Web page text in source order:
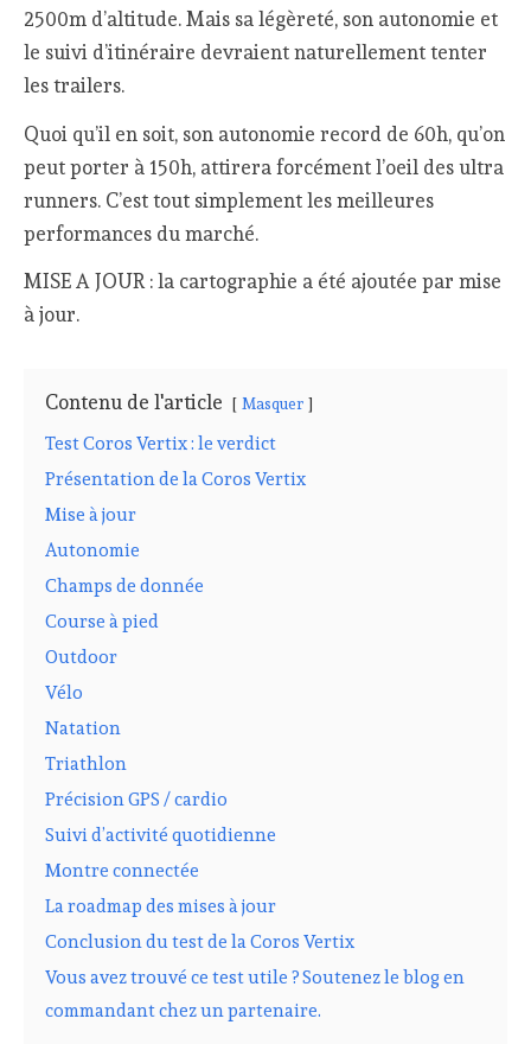
2500m d’altitude. Mais sa légèreté, son autonomie et
le suivi d’itinéraire devraient naturellement tenter
les trailers.
Quoi qu’il en soit, son autonomie record de 60h, qu’on
peut porter à 150h, attirera forcément l’oeil des ultra
runners. C’est tout simplement les meilleures
performances du marché.
MISE A JOUR : la cartographie a été ajoutée par mise
à jour.
Contenu de l'article Masquer
Test Coros Vertix : le verdict
Présentation de la Coros Vertix
Mise à jour
Autonomie
Champs de donnée
Course à pied
Outdoor
Vélo
Natation
Triathlon
Précision GPS / cardio
Suivi d’activité quotidienne
Montre connectée
La roadmap des mises à jour
Conclusion du test de la Coros Vertix
Vous avez trouvé ce test utile ? Soutenez le blog en
commandant chez un partenaire.